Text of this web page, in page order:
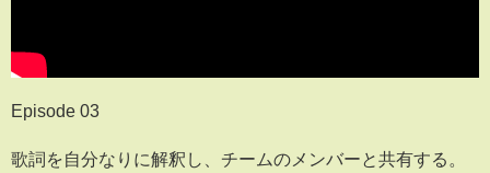
Episode 03
歌詞を自分なりに解釈し、チームのメンバーと共有する。